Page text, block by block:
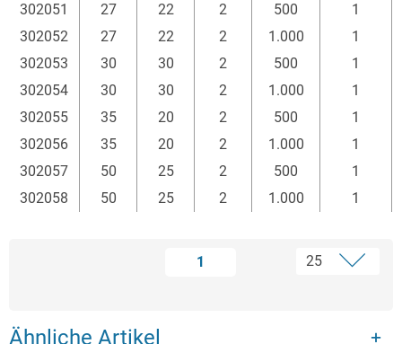
302051
27 22 2 500
1
302052
27 22 2 1.000
1
302053
30 30 2 500
1
302054
30 30 2 1.000
1
302055
35 20 2 500
1
302056
35 20 2 1.000
1
302057
50 25 2 500
1
302058
50 25 2 1.000 1
1
Ähnliche Artikel